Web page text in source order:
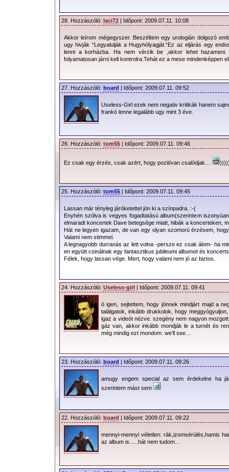
28. Hozzászóló: laci72 | Időpont: 2009.07.11. 10:08
Akkor leírom mégegyszer. Beszéltem egy urologián dolgozó
ugy hivják “Legyalulják a Hugyhólyagját.“Ez az eljárás egy
lenni a korházba. Ha nem vérzik be ,akkor lehet
folyamatosan járni kell kontrolra.Tehát ez a mese mindenképpen
27. Hozzászóló: board | Időpont: 2009.07.11. 09:52
Useless-Girl ezek nem negativ kritikák hanem
frankó lenne legalább ugy mint 3 éve.
26. Hozzászóló: tom55 | Időpont: 2009.07.11. 09:46
Ez csak egy érzés, csak azért, hogy pozitívan csalódjak…
25. Hozzászóló: tom55 | Időpont: 2009.07.11. 09:45
Lassan már tényleg járóketettel jön ki a színpadra. :-(
Enyhén szólva is vegyes fogadtatású album(szerintem
elmaradt koncertek Dave betegsége miatt, hibák a koncerteken,
Hát ne legyen igazam, de van egy olyan szomorú érzésem,
Valami nem stimmel.
A legnagyobb durranás az lett volna -persze ez csak álom- ha
en együtt csinálnak egy fantasztikus jubileumi albumot és
Félek, hogy lassan vége. Mert, hogy valami nem jó az biztos.
24. Hozzászóló: Useless-girl | Időpont: 2009.07.11. 09:41
ó igen, sejtettem, hogy jönnek mindjárt majd a
találgatok, inkább drukkolok, hogy
igaz a videót nézve. szegény nem nagyon
gáz van, akkor inkább mondják le a turnét és
még mindig ezt mondom. we’ll see…
23. Hozzászóló: board | Időpont: 2009.07.11. 09:26
amugy engem special az sem érdekelne ha
szerintem mást sem
22. Hozzászóló: board | Időpont: 2009.07.11. 09:22
mennyi-mennyi véletlen: rák,izomsérülés,hamis
az album is…..hát nem tudom…